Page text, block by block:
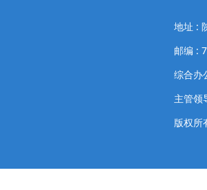
地址 :
邮编 :
综合办
主管
版权